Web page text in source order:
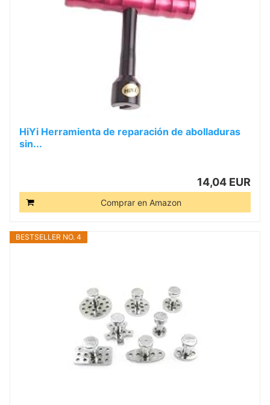
HiYi Herramienta de reparación de abolladuras
sin...
14,04 EUR
Comprar en Amazon
BESTSELLER NO. 4